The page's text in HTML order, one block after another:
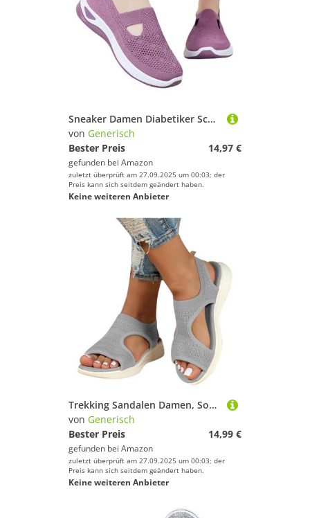
Sneaker Damen Diabetiker Schuhe Vermascht Sommer Leicht Walkingschuhe Turnschuhe Atmungsaktive Lässige Komfort Laufschuhe Breite Fuß Orthopädische Sommerschuhe Bequeme Outdoor Sportschuhe
von Generisch
Bester Preis
14,97 €
gefunden bei Amazon
zuletzt überprüft am 27.09.2025 um 00:03; der
Preis kann sich seitdem geändert haben.
Keine weiteren Anbieter
Trekking Sandalen Damen, Sommerschuhe Damen Orthopädische Sandalen Sommer Trekkingsandalen Waschbare Slingback Slide Mesh Weiche Sohle Schuhe Plateau Sandalen Pantoletten mit Absatz
von Generisch
Bester Preis
14,99 €
gefunden bei Amazon
zuletzt überprüft am 27.09.2025 um 00:03; der
Preis kann sich seitdem geändert haben.
Keine weiteren Anbieter